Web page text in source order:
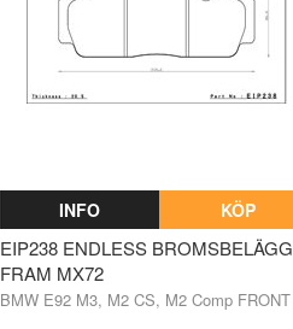
INFO KÖP
EIP238 ENDLESS BROMSBELÄGG
FRAM MX72
BMW E92 M3, M2 CS, M2 Comp FRONT